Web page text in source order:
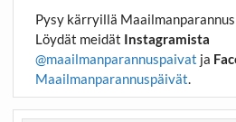
Pysy kärryillä
Löydät meidät Instagramista
@maailmanparannuspaivat ja
Maailmanparannuspäivät